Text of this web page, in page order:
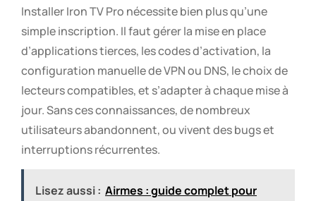
Installer Iron TV Pro nécessite bien plus qu’une
simple inscription. Il faut gérer la mise en place
d’applications tierces, les codes d’activation, la
configuration manuelle de VPN ou DNS, le choix de
lecteurs compatibles, et s’adapter à chaque mise à
jour. Sans ces connaissances, de nombreux
utilisateurs abandonnent, ou vivent des bugs et
interruptions récurrentes.
Lisez aussi : Airmes : guide complet pour